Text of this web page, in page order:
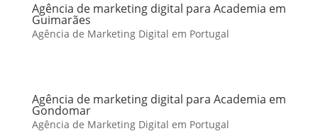
Agência de marketing digital para Academia em
Guimarães
Agência de Marketing Digital em Portugal
Agência de marketing digital para Academia em
Gondomar
Agência de Marketing Digital em Portugal